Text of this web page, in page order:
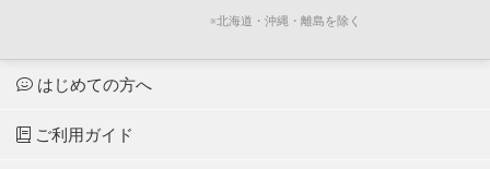
※北海道・沖縄・離島を除く
はじめての方へ
ご利用ガイド